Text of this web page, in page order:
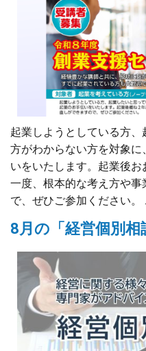
起業しようとしている方
方がわからない方を対象
いをいたします。起業後
一度、根本的な考え方や
で、ぜひご参加ください。
8月の「経営個別相